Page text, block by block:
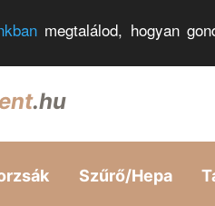
megtalálod, hogyan
.hu
Szűrő/Hepa